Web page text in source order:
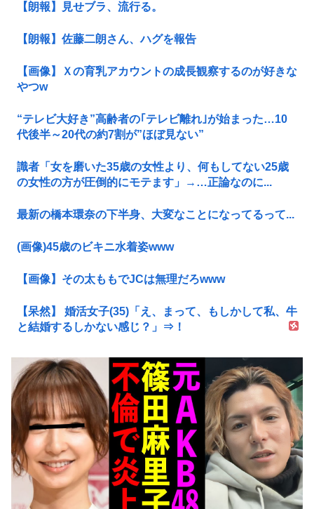
【朗報】見せブラ、流行る。
【朗報】佐藤二朗さん、ハグを報告
【画像】Ｘの育乳アカウントの成長観察するのが好きな
やつw
“テレビ大好き”高齢者の｢テレビ離れ｣が始まった…10
代後半～20代の約7割が”ほぼ見ない”
識者「女を磨いた35歳の女性より、何もしてない25歳
の女性の方が圧倒的にモテます」→…正論なのに...
最新の橋本環奈の下半身、大変なことになってるって...
(画像)45歳のビキニ水着姿www
【画像】その太ももでJCは無理だろwww
【呆然】 婚活女子(35)「え、まって、もしかして私、牛
と結婚するしかない感じ？」⇒！